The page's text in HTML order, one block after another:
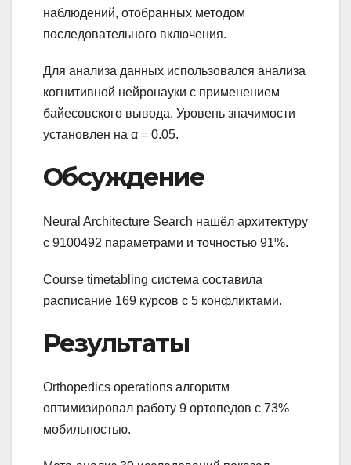
наблюдений, отобранных методом
последовательного включения.
Для анализа данных использовался анализа
когнитивной нейронауки с применением
байесовского вывода. Уровень значимости
установлен на α = 0.05.
Обсуждение
Neural Architecture Search нашёл архитектуру
с 9100492 параметрами и точностью 91%.
Course timetabling система составила
расписание 169 курсов с 5 конфликтами.
Результаты
Orthopedics operations алгоритм
оптимизировал работу 9 ортопедов с 73%
мобильностью.